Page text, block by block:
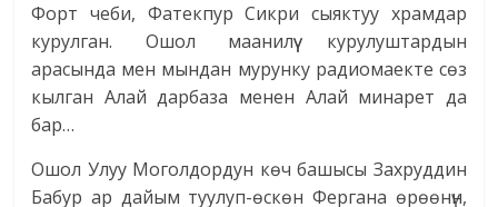
Форт чеби, Фатекпур Сикри сыяктуу храмдар
курулган. Ошол маанилүү курулуштардын
арасында мен мындан мурунку радиомаекте сөз
кылган Алай дарбаза менен Алай минарет да
бар…
Ошол Улуу Моголдордун көч башысы Захруддин
Бабур ар дайым туулуп-өскөн Фергана өрөөнүн,